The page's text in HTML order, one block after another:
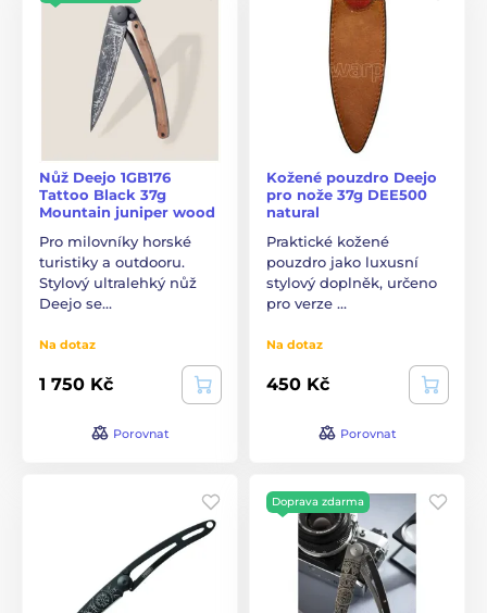
Nůž Deejo 1GB176
Tattoo Black 37g
Mountain juniper wood
Pro milovníky horské
turistiky a outdooru.
Stylový ultralehký nůž
Deejo se…
Na dotaz
1 750 Kč
Porovnat
Kožené pouzdro Deejo
pro nože 37g DEE500
natural
Praktické kožené
pouzdro jako luxusní
stylový doplněk, určeno
pro verze …
Na dotaz
450 Kč
Porovnat
Doprava zdarma